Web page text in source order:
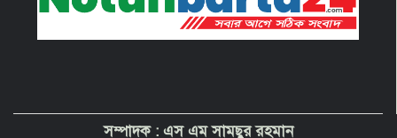
সম্পাদক : এস এম সামছুর রহমান